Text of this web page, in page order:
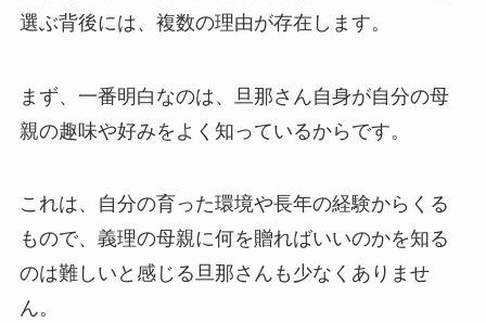
選ぶ背後には、複数の理由が存在します。
まず、一番明白なのは、旦那さん自身が自分の母
親の趣味や好みをよく知っているからです。
これは、自分の育った環境や長年の経験からくる
もので、義理の母親に何を贈ればいいのかを知る
のは難しいと感じる旦那さんも少なくありませ
ん。